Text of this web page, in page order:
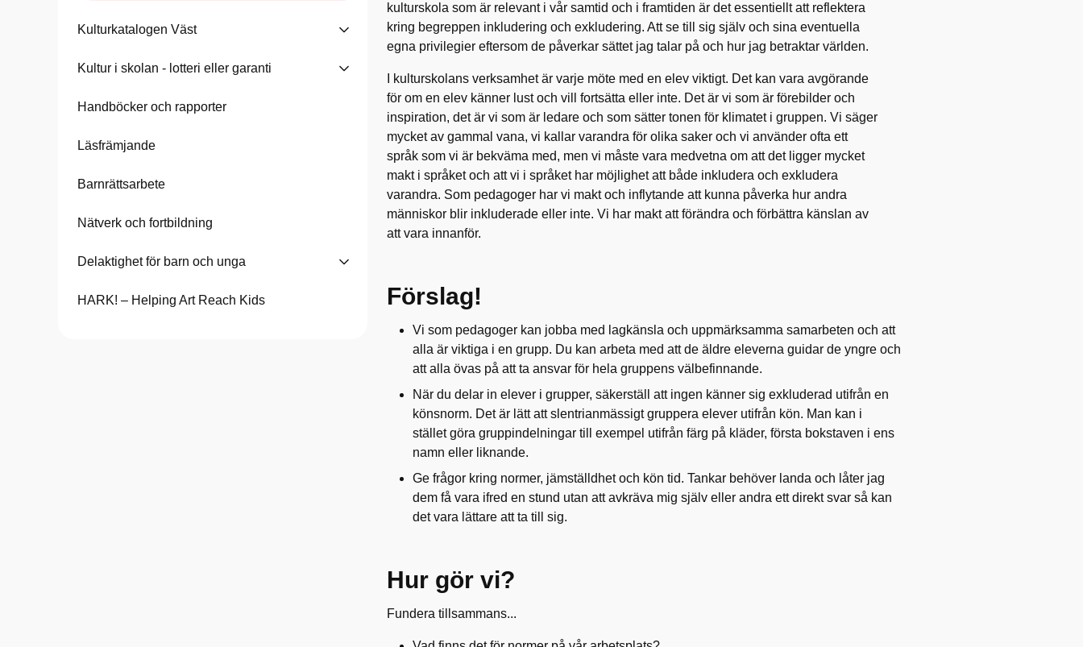
Kulturkatalogen Väst
Kultur i skolan - lotteri eller garanti
Handböcker och rapporter
Läsfrämjande
Barnrättsarbete
Nätverk och fortbildning
Delaktighet för barn och unga
HARK! – Helping Art Reach Kids
kulturskola som är relevant i vår samtid och i framtiden är det essentiellt att reflektera
kring begreppen inkludering och exkludering. Att se till sig själv och sina eventuella
egna privilegier eftersom de påverkar sättet jag talar på och hur jag betraktar världen.
I kulturskolans verksamhet är varje möte med en elev viktigt. Det kan vara avgörande
för om en elev känner lust och vill fortsätta eller inte. Det är vi som är förebilder och
inspiration, det är vi som är ledare och som sätter tonen för klimatet i gruppen. Vi säger
mycket av gammal vana, vi kallar varandra för olika saker och vi använder ofta ett
språk som vi är bekväma med, men vi måste vara medvetna om att det ligger mycket
makt i språket och att vi i språket har möjlighet att både inkludera och exkludera
varandra. Som pedagoger har vi makt och inflytande att kunna påverka hur andra
människor blir inkluderade eller inte. Vi har makt att förändra och förbättra känslan av
att vara innanför.
Förslag!
Vi som pedagoger kan jobba med lagkänsla och uppmärksamma samarbeten och att
alla är viktiga i en grupp. Du kan arbeta med att de äldre eleverna guidar de yngre och
att alla övas på att ta ansvar för hela gruppens välbefinnande.
När du delar in elever i grupper, säkerställ att ingen känner sig exkluderad utifrån en
könsnorm. Det är lätt att slentrianmässigt gruppera elever utifrån kön. Man kan i
stället göra gruppindelningar till exempel utifrån färg på kläder, första bokstaven i ens
namn eller liknande.
Ge frågor kring normer, jämställdhet och kön tid. Tankar behöver landa och låter jag
dem få vara ifred en stund utan att avkräva mig själv eller andra ett direkt svar så kan
det vara lättare att ta till sig.
Hur gör vi?
Fundera tillsammans...